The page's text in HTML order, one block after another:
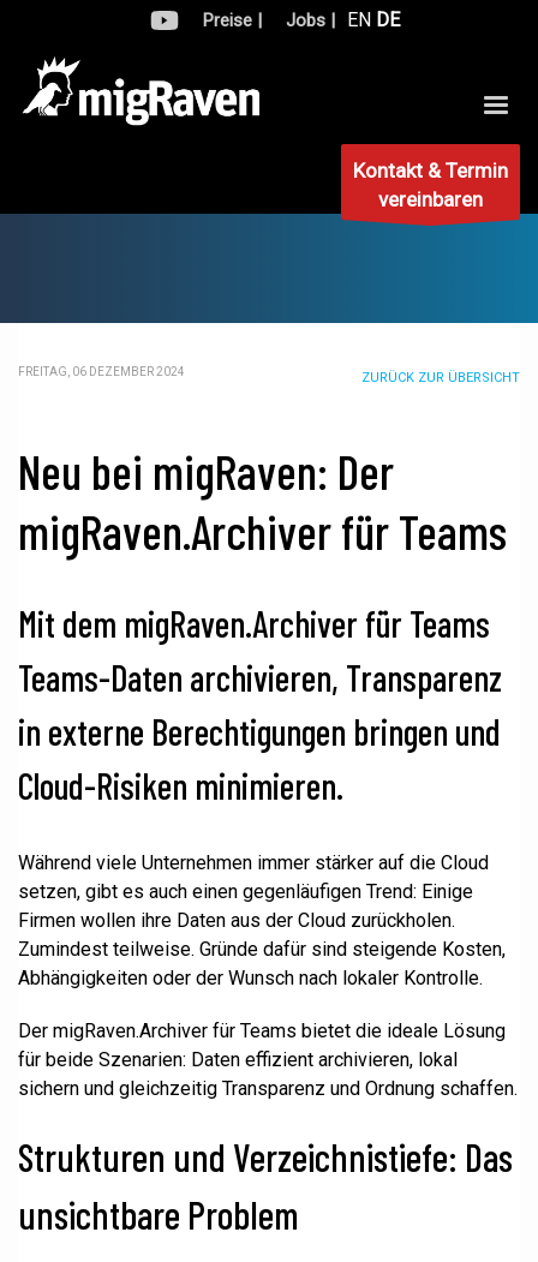
Preise | Jobs | EN DE
Kontakt & Termin
vereinbaren
ZURÜCK ZUR ÜBERSICHT
FREITAG, 06 DEZEMBER 2024
Neu bei migRaven: Der
migRaven.Archiver für Teams
Mit dem migRaven.Archiver für Teams
Teams-Daten archivieren, Transparenz
in externe Berechtigungen bringen und
Cloud-Risiken minimieren.
Während viele Unternehmen immer stärker auf die Cloud
setzen, gibt es auch einen gegenläufigen Trend: Einige
Firmen wollen ihre Daten aus der Cloud zurückholen.
Zumindest teilweise. Gründe dafür sind steigende Kosten,
Abhängigkeiten oder der Wunsch nach lokaler Kontrolle.
Der migRaven.Archiver für Teams bietet die ideale Lösung
für beide Szenarien: Daten effizient archivieren, lokal
sichern und gleichzeitig Transparenz und Ordnung schaffen.
Strukturen und Verzeichnistiefe: Das
unsichtbare Problem